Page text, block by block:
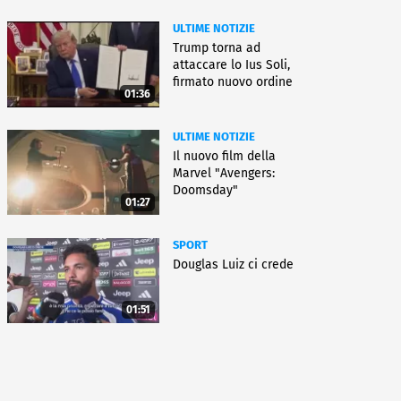
01:36
ULTIME NOTIZIE
Trump torna ad
attaccare lo Ius Soli,
firmato nuovo ordine
01:27
ULTIME NOTIZIE
Il nuovo film della
Marvel "Avengers:
Doomsday"
01:51
SPORT
Douglas Luiz ci crede